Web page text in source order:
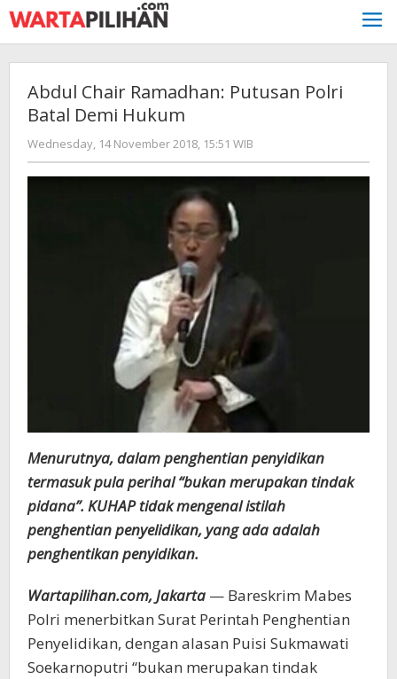
Skip
to
content
Abdul Chair Ramadhan: Putusan Polri
Batal Demi Hukum
Wednesday, 14 November 2018, 15:51 WIB
Adi
Prawiranegara
Menurutnya, dalam penghentian penyidikan
termasuk pula perihal “bukan merupakan tindak
pidana”. KUHAP tidak mengenal istilah
penghentian penyelidikan, yang ada adalah
penghentikan penyidikan.
Wartapilihan.com, Jakarta — Bareskrim Mabes
Polri menerbitkan Surat Perintah Penghentian
Penyelidikan, dengan alasan Puisi Sukmawati
Soekarnoputri “bukan merupakan tindak